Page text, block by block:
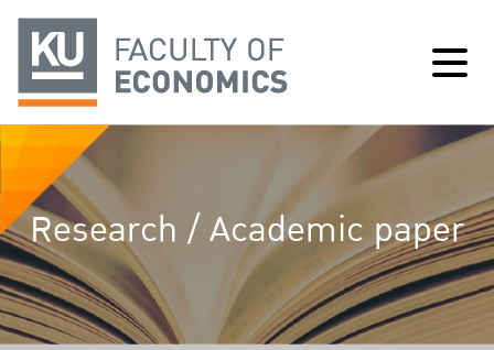
Research / Academic paper